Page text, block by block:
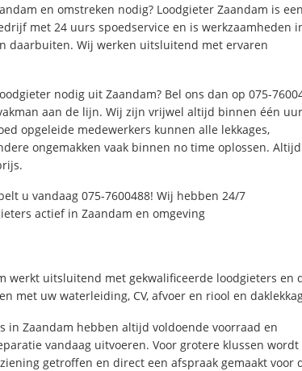
en omstreken nodig? Loodgieter Zaandam is een
met 24 uurs spoedservice en is werkzaamheden
daarbuiten. Wij werken uitsluitend met ervaren
nodig uit Zaandam? Bel ons dan op 075-
aan de lijn. Wij zijn vrijwel altijd binnen één uur
opgeleide medewerkers kunnen alle lekkages,
ongemakken vaak binnen no time oplossen. Altijd
u vandaag 075-7600488! Wij hebben 24/7
actief in Zaandam en omgeving
werkt uitsluitend met gekwalificeerde loodgieters en
met uw waterleiding, CV, afvoer en riool en
in Zaandam hebben altijd voldoende voorraad en
vandaag uitvoeren. Voor grotere klussen wordt
getroffen en direct een afspraak gemaakt voor